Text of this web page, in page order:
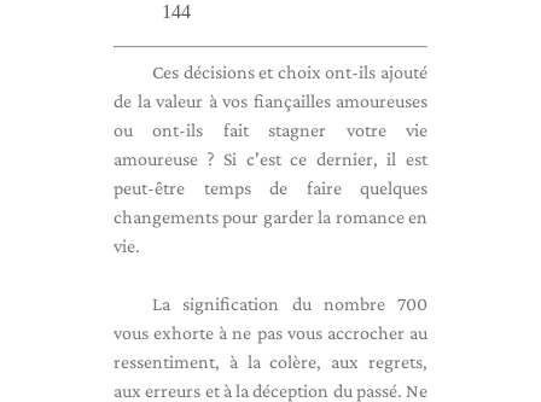
144
Ces décisions et choix ont-ils ajouté
de la valeur à vos fiançailles amoureuses
ou ont-ils fait stagner votre vie
amoureuse ? Si c'est ce dernier, il est
peut-être temps de faire quelques
changements pour garder la romance en
vie.
La signification du nombre 700
vous exhorte à ne pas vous accrocher au
ressentiment, à la colère, aux regrets,
aux erreurs et à la déception du passé. Ne